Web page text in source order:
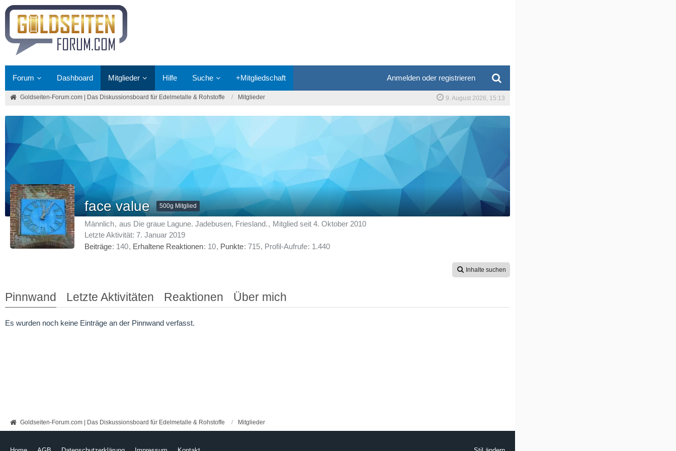
Forum Dashboard Mitglieder Hilfe Suche +Mitgliedschaft Anmelden oder registrieren
Goldseiten-Forum.com | Das Diskussionsboard für Edelmetalle & Rohstoffe Mitglieder
Goldseiten-Forum.com | Das Diskussionsboard für Edelmetalle & Rohstoffe Mitglieder 9. August 2026, 15:13
face value 500g Mitglied
Männlich aus Die graue Lagune. Jadebusen, Friesland.
Mitglied seit 4. Oktober 2010
Letzte Aktivität: 7. Januar 2019
Beiträge 140 Erhaltene Reaktionen 10 Punkte 715 Profil-Aufrufe 1.440
Inhalte suchen
Pinnwand Letzte Aktivitäten Reaktionen Über mich
Es wurden noch keine Einträge an der Pinnwand verfasst.